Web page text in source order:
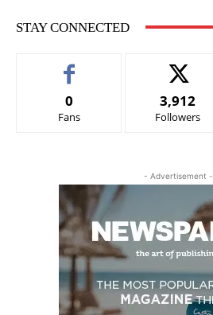
STAY CONNECTED
0
Fans
3,912
Followers
- Advertisement -